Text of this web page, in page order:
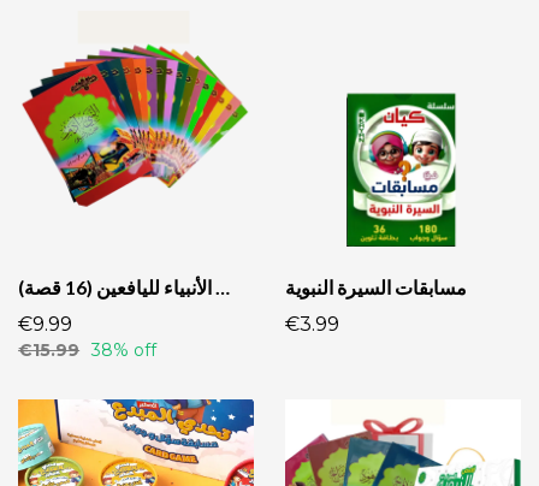
سلسلة قصص الأنبياء لليافعين (16 قصة)
€9.99
€15.99 38% off
مسابقات السيرة النبوية
€3.99